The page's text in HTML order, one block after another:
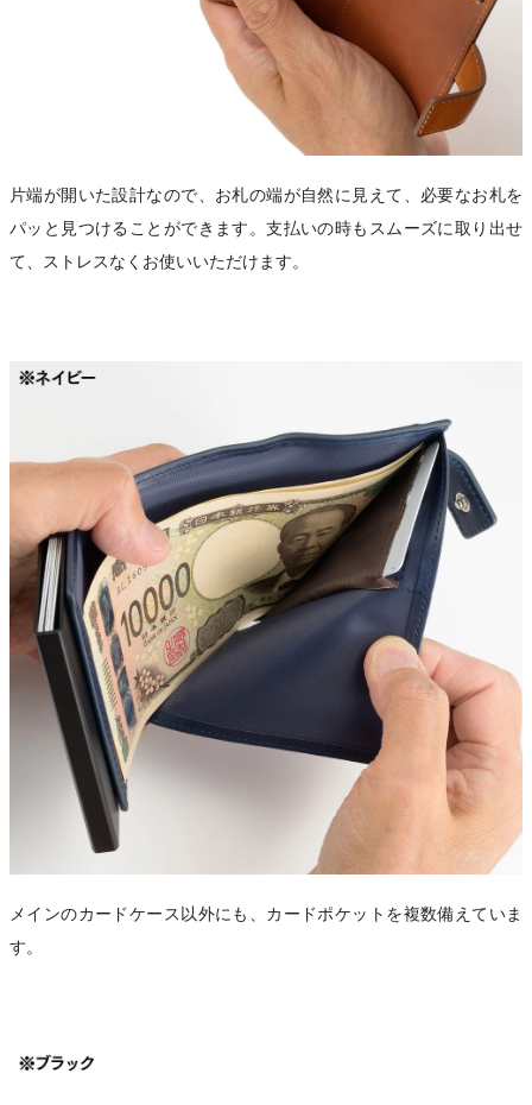
片端が開いた設計なので、お札の端が自然に見えて、必要なお札を
パッと見つけることができます。支払いの時もスムーズに取り出せ
て、ストレスなくお使いいただけます。
メインのカードケース以外にも、カードポケットを複数備えていま
す。